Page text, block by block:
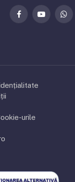
FacebookYouTube
urile